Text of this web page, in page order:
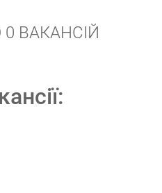
ВАКАНСІЙ